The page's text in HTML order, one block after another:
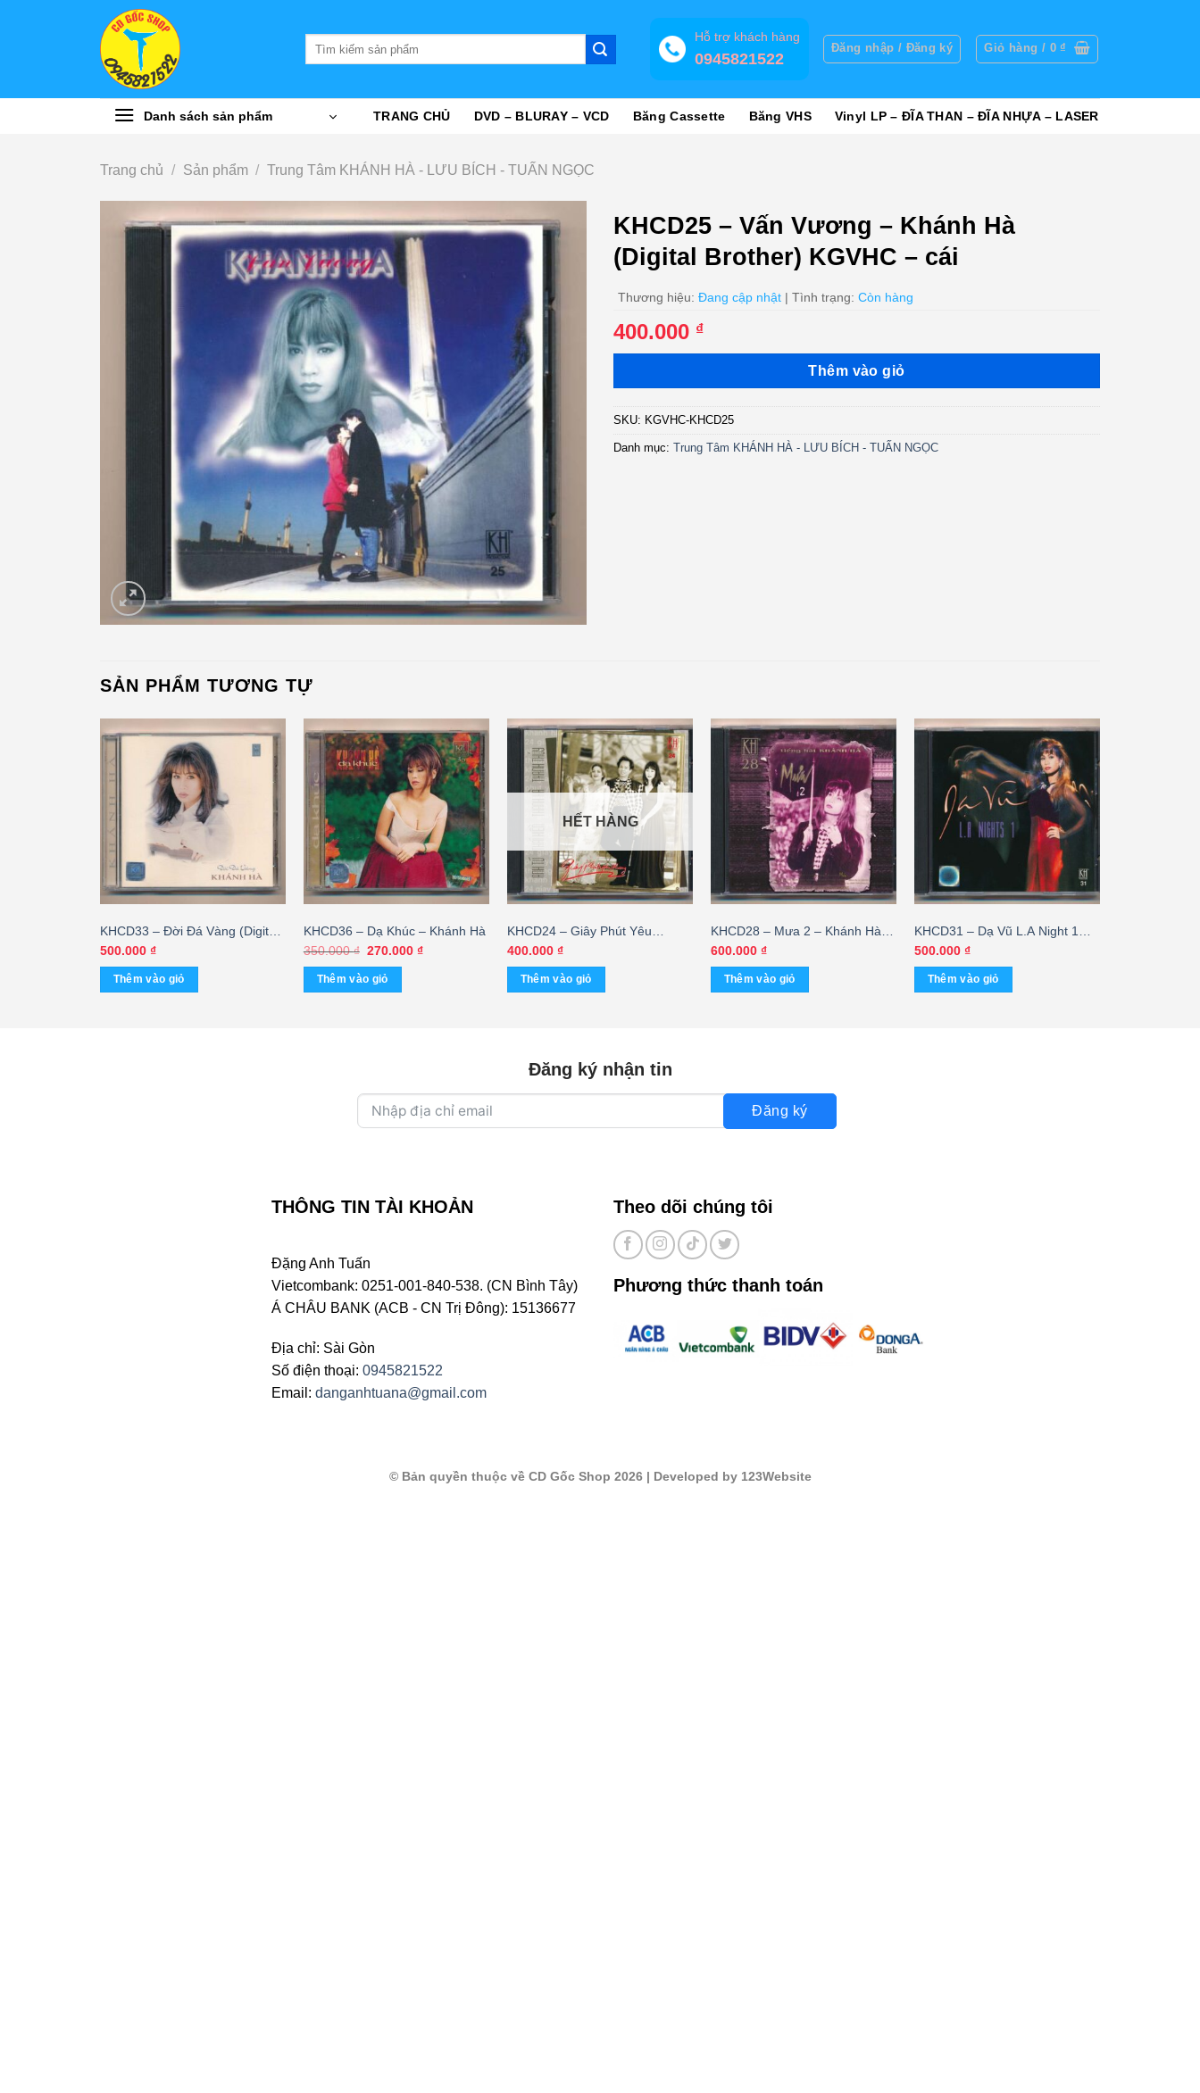
Hỗ trợ khách hàng
0945821522
Đăng nhập / Đăng ký Giỏ hàng / 0₫
Danh sách sản phẩm TRANG CHỦ DVD – BLURAY – VCD Băng Cassette Băng VHS Vinyl LP – ĐĨA THAN – ĐĨA NHỰA – LASER
Trang chủ / Sản phẩm / Trung Tâm KHÁNH HÀ - LƯU BÍCH - TUẤN NGỌC
KHCD25 – Vấn Vương – Khánh Hà
(Digital Brother) KGVHC – cái
Thương hiệu: Đang cập nhật | Tình trạng: Còn hàng
400.000 ₫
Thêm vào giỏ
SKU: KGVHC-KHCD25
Danh mục: Trung Tâm KHÁNH HÀ - LƯU BÍCH - TUẤN NGỌC
SẢN PHẨM TƯƠNG TỰ
KHCD33 – Đời Đá Vàng (Digital
Brother, C2) KGTUS
500.000 ₫
Thêm vào giỏ
KHCD36 – Dạ Khúc – Khánh Hà
350.000₫ Giá
là:
350.000 ₫.
270.000 ₫Giá
Thêm vào giỏ
HẾT HÀNG
KHCD24 – Giây Phút Yêu
Thương (Digital Brother) KGTUS
– cái
400.000 ₫
Thêm vào giỏ
KHCD28 – Mưa 2 – Khánh Hà
(Digital Brother, trầy nhẹ)
KGVHC – cái
600.000 ₫
Thêm vào giỏ
KHCD31 – Dạ Vũ L.A Night 1
(Digital Brother) KGTUS – cái
500.000 ₫
Thêm vào giỏ
Đăng ký nhận tin
Đăng ký
THÔNG TIN TÀI KHOẢN
Đặng Anh Tuấn
Vietcombank: 0251-001-840-538. (CN Bình Tây)
Á CHÂU BANK (ACB - CN Trị Đông): 15136677
Địa chỉ: Sài Gòn
Số điện thoại: 0945821522
Email: danganhtuana@gmail.com
Theo dõi chúng tôi
Phương thức thanh toán
© Bản quyền thuộc về CD Gốc Shop 2026| Developed by 123Website